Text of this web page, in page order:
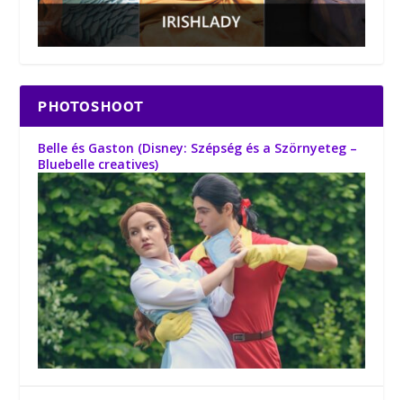
PHOTOSHOOT
Belle és Gaston (Disney: Szépség és a Szörnyeteg –
Bluebelle creatives)